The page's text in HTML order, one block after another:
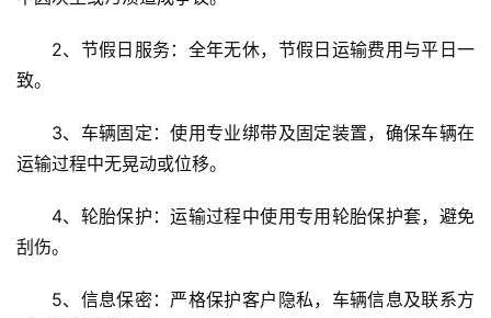
2、节假日服务：全年无休，节假日运输费用与平日一
致。
3、车辆固定：使用专业绑带及固定装置，确保车辆在
运输过程中无晃动或位移。
4、轮胎保护：运输过程中使用专用轮胎保护套，避免
刮伤。
5、信息保密：严格保护客户隐私，车辆信息及联系方